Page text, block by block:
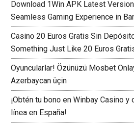
Download 1Win APK Latest
Seamless Gaming Experience in
Casino 20 Euros Gratis Sin
Something Just Like 20 Euros
Oyuncularlar! Özünüzü Mosbet
Azerbaycan üçin
¡Obtén tu bono en Winbay Casino y
línea en España!